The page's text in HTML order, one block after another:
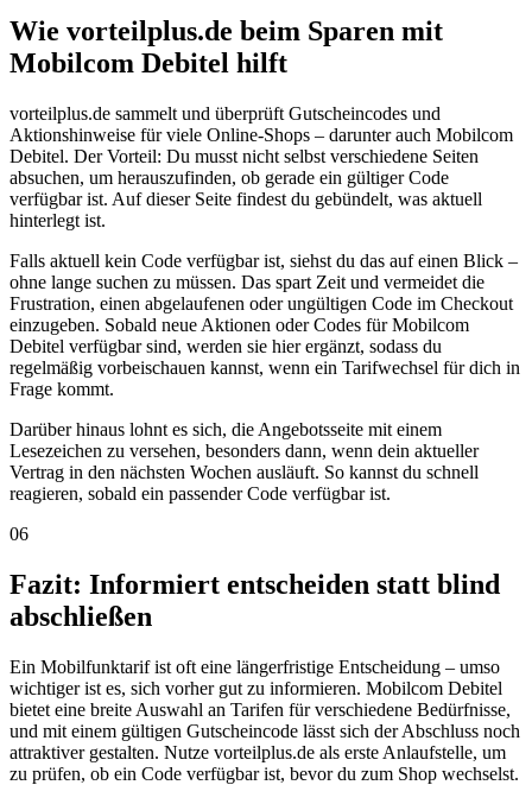
Wie vorteilplus.de beim Sparen mit
Mobilcom Debitel hilft
vorteilplus.de sammelt und überprüft Gutscheincodes und
Aktionshinweise für viele Online-Shops – darunter auch Mobilcom
Debitel. Der Vorteil: Du musst nicht selbst verschiedene Seiten
absuchen, um herauszufinden, ob gerade ein gültiger Code
verfügbar ist. Auf dieser Seite findest du gebündelt, was aktuell
hinterlegt ist.
Falls aktuell kein Code verfügbar ist, siehst du das auf einen Blick –
ohne lange suchen zu müssen. Das spart Zeit und vermeidet die
Frustration, einen abgelaufenen oder ungültigen Code im Checkout
einzugeben. Sobald neue Aktionen oder Codes für Mobilcom
Debitel verfügbar sind, werden sie hier ergänzt, sodass du
regelmäßig vorbeischauen kannst, wenn ein Tarifwechsel für dich in
Frage kommt.
Darüber hinaus lohnt es sich, die Angebotsseite mit einem
Lesezeichen zu versehen, besonders dann, wenn dein aktueller
Vertrag in den nächsten Wochen ausläuft. So kannst du schnell
reagieren, sobald ein passender Code verfügbar ist.
06
Fazit: Informiert entscheiden statt blind
abschließen
Ein Mobilfunktarif ist oft eine längerfristige Entscheidung – umso
wichtiger ist es, sich vorher gut zu informieren. Mobilcom Debitel
bietet eine breite Auswahl an Tarifen für verschiedene Bedürfnisse,
und mit einem gültigen Gutscheincode lässt sich der Abschluss noch
attraktiver gestalten. Nutze vorteilplus.de als erste Anlaufstelle, um
zu prüfen, ob ein Code verfügbar ist, bevor du zum Shop wechselst.